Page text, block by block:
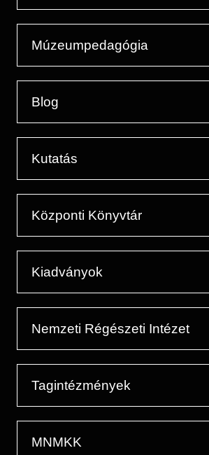
Múzeumpedagógia
Blog
Kutatás
Központi Könyvtár
Kiadványok
Nemzeti Régészeti Intézet
Tagintézmények
MNMKK